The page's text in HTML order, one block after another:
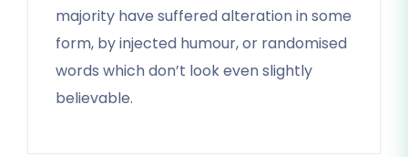
majority have suffered alteration in some
form, by injected humour, or randomised
words which don’t look even slightly
believable.